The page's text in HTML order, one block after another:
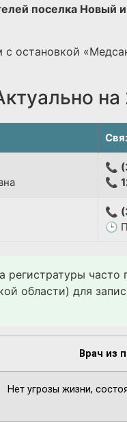
поселка Новый
остановкой
на
📞
📞
📞
🕒
регистратуры
области) для
Врач из
Нет угрозы жизни,